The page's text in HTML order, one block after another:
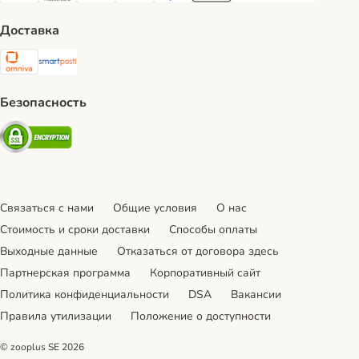
Доставка
Omniva Shipping Method
SmartPosti Shipping Method
Безопасность
Security
Связаться с нами Общие условия
О нас
Стоимость и сроки доставки
Cпособы оплаты
Выходные данные
Отказаться от договора здесь
Партнерская программа
Корпоративный сайт
Политика конфиденциальности
DSA
Вакансии
Правила утилизации
Положение о доступности
© zooplus SE 2026